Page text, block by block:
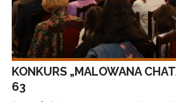
KONKURS „MALOWANA
63